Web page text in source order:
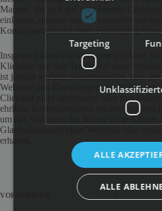
Marken, die sich auf irreführende Clickbait-
einlassen, müssen unter Umständen mit
Konsequenzen und einer Schädigung
Insgesamt kann Clickbait eine effektive
Klickrate und den
Trafficauf einer
ist jedoch wichtig, sicherzustellen, dass
Webseite den Erwartungen der Nutzer
Clickbait nicht irreführend oder
ehrliche Kommunikation mit den Nutzern
um das Vertrauen der Nutzer zu gewinnen
Glaubwürdigkeit einer Webseite oder eines
erhalten.
VORHERIGER
Targeting
ALLE
ALLE